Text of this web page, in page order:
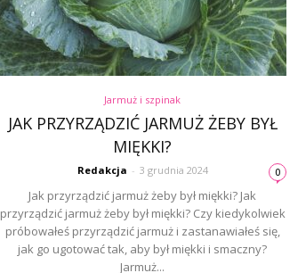
Jarmuż i szpinak
JAK PRZYRZĄDZIĆ JARMUŻ ŻEBY BYŁ
MIĘKKI?
Redakcja - 3 grudnia 2024 0
Jak przyrządzić jarmuż żeby był miękki? Jak
przyrządzić jarmuż żeby był miękki? Czy kiedykolwiek
próbowałeś przyrządzić jarmuż i zastanawiałeś się,
jak go ugotować tak, aby był miękki i smaczny?
Jarmuż...